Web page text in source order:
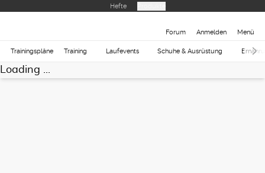
Hefte
Forum Anmelden Menü
Trainingspläne Training Laufevents Schuhe & Ausrüstung
Loading ...